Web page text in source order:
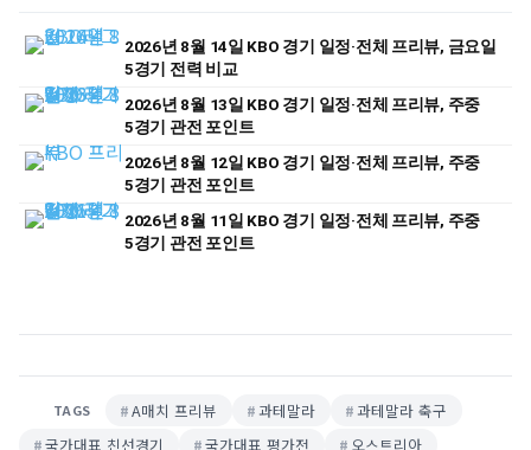
2026년 8월 14일 KBO 경기 일정·전체 프리뷰, 금요일
5경기 전력 비교
2026년 8월 13일 KBO 경기 일정·전체 프리뷰, 주중
5경기 관전 포인트
2026년 8월 12일 KBO 경기 일정·전체 프리뷰, 주중
5경기 관전 포인트
2026년 8월 11일 KBO 경기 일정·전체 프리뷰, 주중
5경기 관전 포인트
TAGS A매치 프리뷰 과테말라
과테말라 축구
국가대표 친선경기
국가대표 평가전 오스트리아